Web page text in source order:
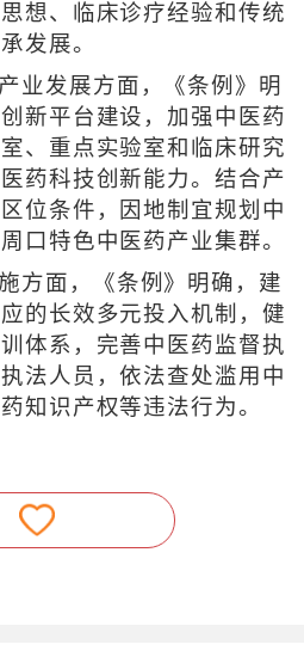
想、临床诊疗经验和传统
发展。
业发展方面，《条例》明
新平台建设，加强中医药
、重点实验室和临床研究
药科技创新能力。结合产
位条件，因地制宜规划中
口特色中医药产业集群。
方面，《条例》明确，建
的长效多元投入机制，健
体系，完善中医药监督执
法人员，依法查处滥用中
知识产权等违法行为。